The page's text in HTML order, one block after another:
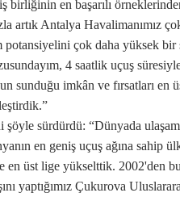
birliğinin en başarılı
artık Antalya Havalimanımız
çok daha yüksek bir
4 saatlik uçuş
sunduğu imkân ve fırsatları en
sürdürdü: “Dünyada
en geniş uçuş ağına sahip
en üst lige yükselttik. 2002'den
yaptığımız Çukurova